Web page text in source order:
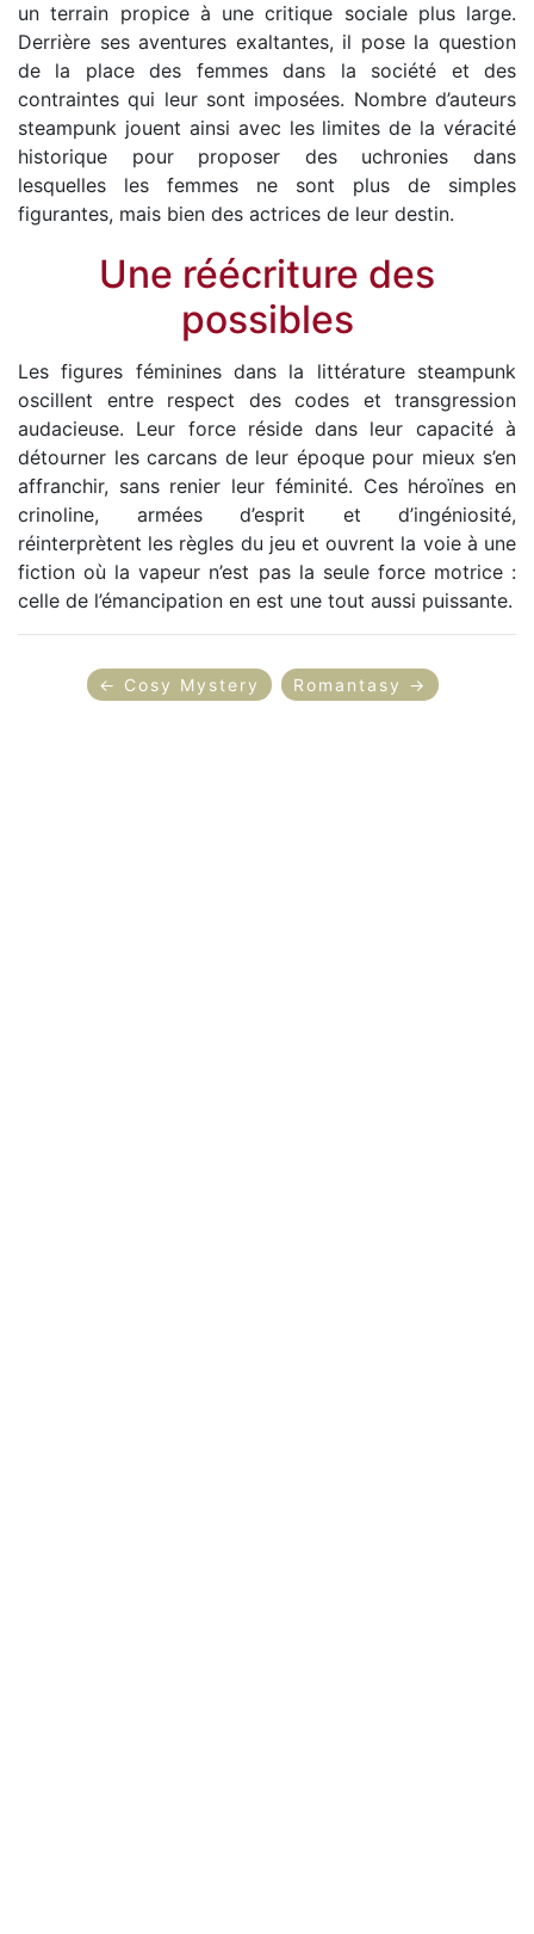
un terrain propice à une critique sociale plus large.
Derrière ses aventures exaltantes, il pose la question
de la place des femmes dans la société et des
contraintes qui leur sont imposées. Nombre d’auteurs
steampunk jouent ainsi avec les limites de la véracité
historique pour proposer des uchronies dans
lesquelles les femmes ne sont plus de simples
figurantes, mais bien des actrices de leur destin.
Une réécriture des
possibles
Les figures féminines dans la littérature steampunk
oscillent entre respect des codes et transgression
audacieuse. Leur force réside dans leur capacité à
détourner les carcans de leur époque pour mieux s’en
affranchir, sans renier leur féminité. Ces héroïnes en
crinoline, armées d’esprit et d’ingéniosité,
réinterprètent les règles du jeu et ouvrent la voie à une
fiction où la vapeur n’est pas la seule force motrice :
celle de l’émancipation en est une tout aussi puissante.
← Cosy Mystery Romantasy →